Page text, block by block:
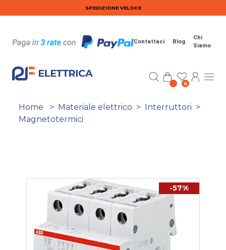
Salta al contenuto principaleSPEDIZIONE VELOCE
Contattaci Blog
Chi
Siamo
0
Home > Materiale elettrico > Interruttori >
Magnetotermici
-57%